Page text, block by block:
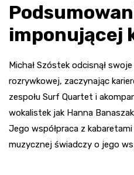
imponującej
Michał Szóstek odcisnął
rozrywkowej, zaczynając
zespołu Surf Quartet i
wokalistek jak Hanna
Jego współpraca z
muzycznej świadczy o jego